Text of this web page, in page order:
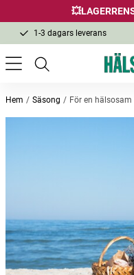
1-3 dagars leverans
Samma pris i butik & online
Fri frakt över 299 kr
Hem Säsong För en